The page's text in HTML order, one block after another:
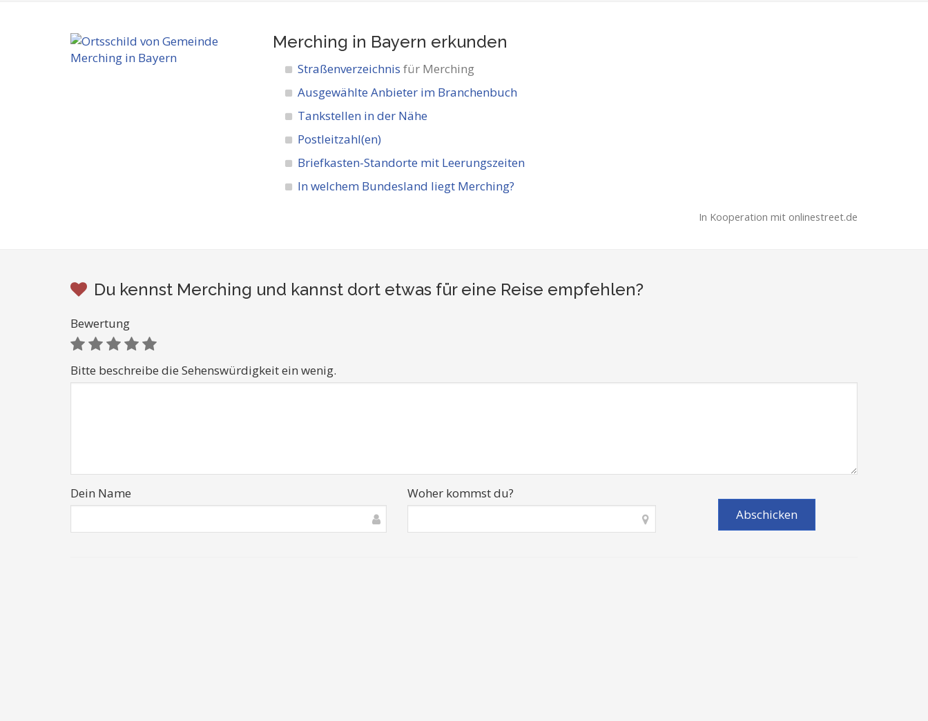
Merching in Bayern erkunden
Straßenverzeichnis für Merching
Ausgewählte Anbieter im Branchenbuch
Tankstellen in der Nähe
Postleitzahl(en)
Briefkasten-Standorte mit Leerungszeiten
In welchem Bundesland liegt Merching?
In Kooperation mit onlinestreet.de
Du kennst Merching und kannst dort etwas für eine Reise empfehlen?
Bewertung
Bitte beschreibe die Sehenswürdigkeit ein wenig.
Dein Name Woher kommst du?